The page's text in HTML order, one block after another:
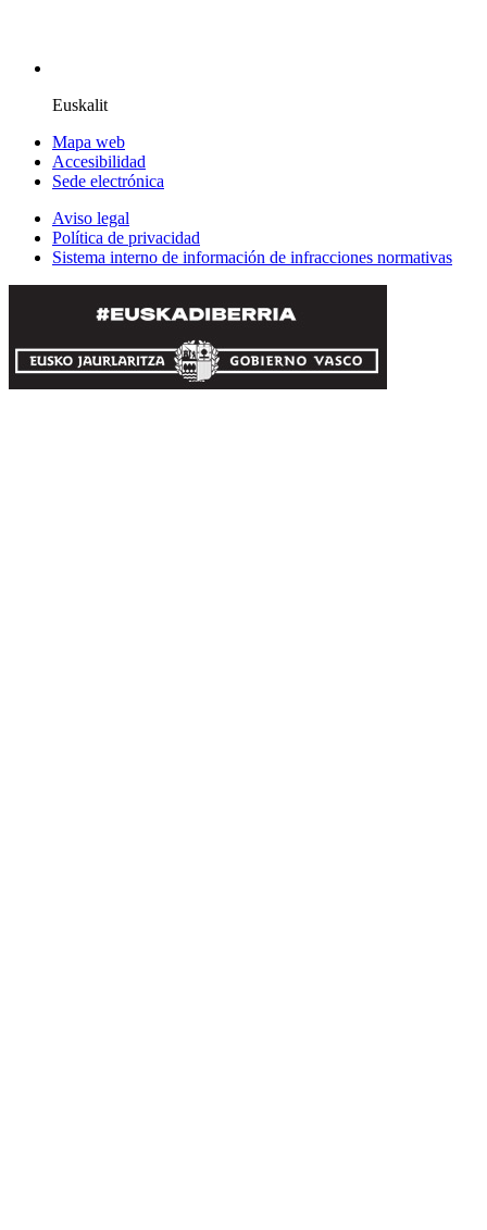
Euskalit
Mapa web
Accesibilidad
Sede electrónica
Aviso legal
Política de privacidad
Sistema interno de información de infracciones normativas